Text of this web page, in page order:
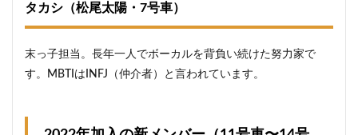
タカシ（松尾太陽・7号車）
末っ子担当。長年一人でボーカルを背負い続けた努力家で
す。MBTIはINFJ（仲介者）と言われています。